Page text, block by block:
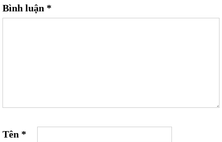
Bình luận *
Tên *